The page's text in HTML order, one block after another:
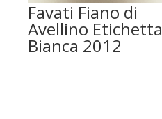
Favati Fiano di
Avellino Etichetta
Bianca 2012